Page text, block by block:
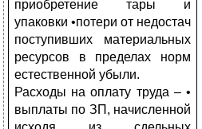
приобретение тары и
упаковки •потери от недостач
поступивших материальных
ресурсов в пределах норм
естественной убыли.
Расходы на оплату труда – •
выплаты по ЗП, начисленной